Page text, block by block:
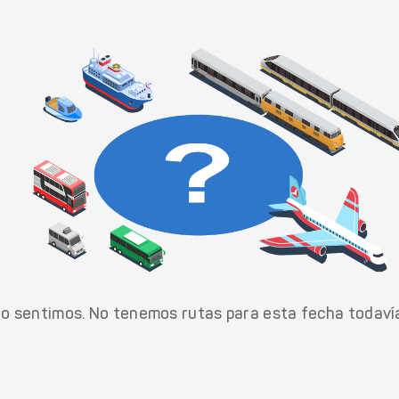
sentimos. No tenemos rutas para esta fecha